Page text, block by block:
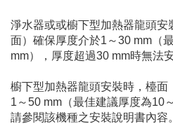
淨水器或或櫥下型加熱器龍頭安
面）確保厚度介於1～30 mm（
mm），厚度超過30 mm時無法
櫥下型加熱器龍頭安裝時，檯
1～50 mm（最佳建議厚度為10
請參閱該機種之安裝說明書內容。